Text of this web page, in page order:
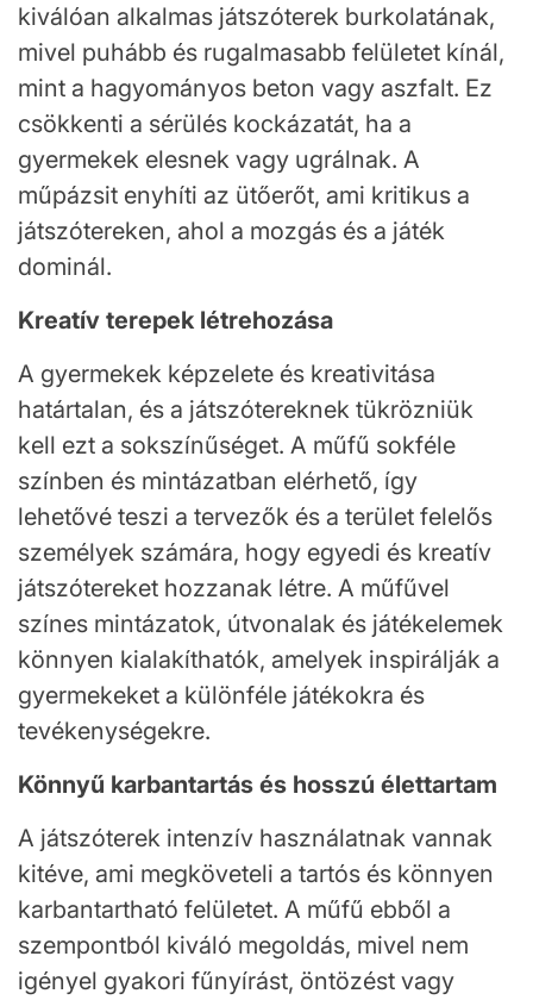
kiválóan alkalmas játszóterek burkolatának,
mivel puhább és rugalmasabb felületet kínál,
mint a hagyományos beton vagy aszfalt. Ez
csökkenti a sérülés kockázatát, ha a
gyermekek elesnek vagy ugrálnak. A
műpázsit enyhíti az ütőerőt, ami kritikus a
játszótereken, ahol a mozgás és a játék
dominál.
Kreatív terepek létrehozása
A gyermekek képzelete és kreativitása
határtalan, és a játszótereknek tükrözniük
kell ezt a sokszínűséget. A műfű sokféle
színben és mintázatban elérhető, így
lehetővé teszi a tervezők és a terület felelős
személyek számára, hogy egyedi és kreatív
játszótereket hozzanak létre. A műfűvel
színes mintázatok, útvonalak és játékelemek
könnyen kialakíthatók, amelyek inspirálják a
gyermekeket a különféle játékokra és
tevékenységekre.
Könnyű karbantartás és hosszú élettartam
A játszóterek intenzív használatnak vannak
kitéve, ami megköveteli a tartós és könnyen
karbantartható felületet. A műfű ebből a
szempontból kiváló megoldás, mivel nem
igényel gyakori fűnyírást, öntözést vagy